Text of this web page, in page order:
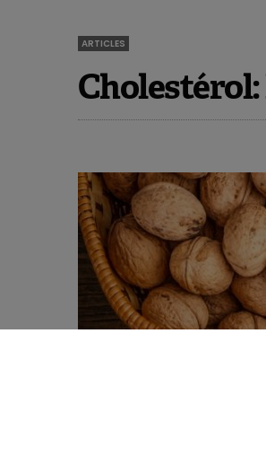
ARTICLES